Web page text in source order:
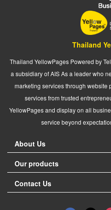
Thailand
Thailand YellowPages Powered by
a subsidiary of AIS As a leader who
marketing services through website
services from trusted
YellowPages and display on all
service beyond
About Us
Our products
Contact Us